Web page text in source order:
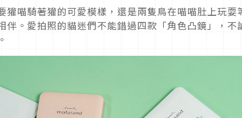
獾喵騎著獾的可愛模樣，還是兩隻鳥在喵喵肚上玩耍
伴。愛拍照的貓迷們不能錯過四款「角色凸鏡」，不